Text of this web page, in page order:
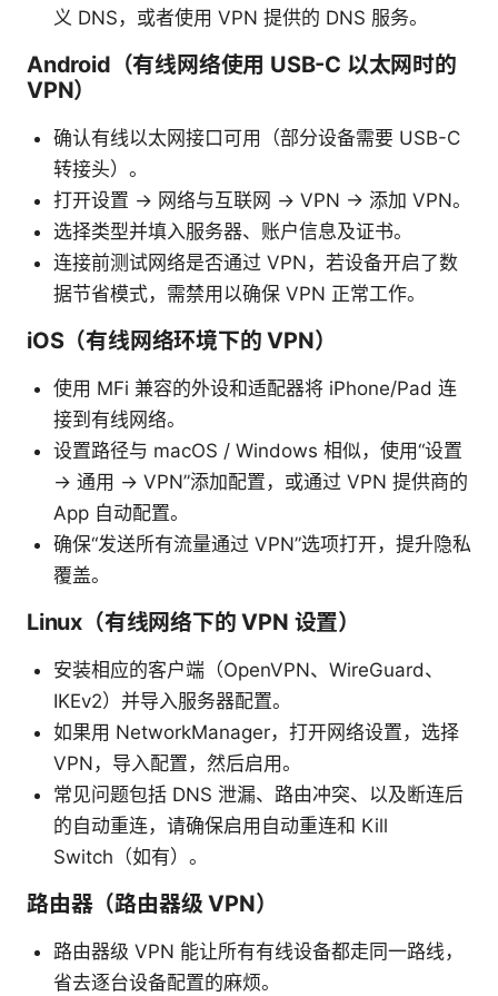
义 DNS，或者使用 VPN 提供的 DNS 服务。
Android（有线网络使用 USB-C 以太网时的
VPN）
确认有线以太网接口可用（部分设备需要 USB-C
转接头）。
打开设置 → 网络与互联网 → VPN → 添加 VPN。
选择类型并填入服务器、账户信息及证书。
连接前测试网络是否通过 VPN，若设备开启了数
据节省模式，需禁用以确保 VPN 正常工作。
iOS（有线网络环境下的 VPN）
使用 MFi 兼容的外设和适配器将 iPhone/Pad 连
接到有线网络。
设置路径与 macOS / Windows 相似，使用“设置
→ 通用 → VPN”添加配置，或通过 VPN 提供商的
App 自动配置。
确保“发送所有流量通过 VPN”选项打开，提升隐私
覆盖。
Linux（有线网络下的 VPN 设置）
安装相应的客户端（OpenVPN、WireGuard、
IKEv2）并导入服务器配置。
如果用 NetworkManager，打开网络设置，选择
VPN，导入配置，然后启用。
常见问题包括 DNS 泄漏、路由冲突、以及断连后
的自动重连，请确保启用自动重连和 Kill
Switch（如有）。
路由器（路由器级 VPN）
路由器级 VPN 能让所有有线设备都走同一路线，
省去逐台设备配置的麻烦。